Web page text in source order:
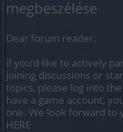
megbeszélése
Dear forum reader,
if you’d like to actively
joining discussions or
topics, please log into
have a game account,
one. We look forward to
HERE